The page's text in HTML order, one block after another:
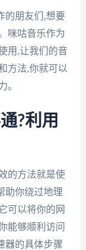
的朋友们,想要
咪咕音乐作为
用,让我们的音
方法,你就可以
。
?利用
的方法就是使
助你绕过地理
可以将你的网
能够顺利访问
器的具体步骤